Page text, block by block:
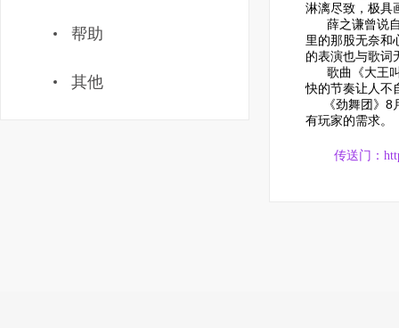
帮助
其他
淋漓尽致，极具
薛之谦曾说自
里的那股无奈和
的表演也与歌词
歌曲《大王
快的节奏让人不
《劲舞团》8
有玩家的需求。
传送门：